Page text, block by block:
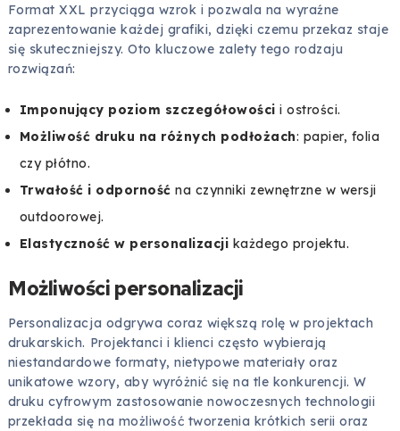
Format XXL przyciąga wzrok i pozwala na wyraźne
zaprezentowanie każdej grafiki, dzięki czemu przekaz staje
się skuteczniejszy. Oto kluczowe zalety tego rodzaju
rozwiązań:
Imponujący poziom szczegółowości i ostrości.
Możliwość druku na różnych podłożach: papier, folia
czy płótno.
Trwałość i odporność na czynniki zewnętrzne w wersji
outdoorowej.
Elastyczność w personalizacji każdego projektu.
Możliwości personalizacji
Personalizacja odgrywa coraz większą rolę w projektach
drukarskich. Projektanci i klienci często wybierają
niestandardowe formaty, nietypowe materiały oraz
unikatowe wzory, aby wyróżnić się na tle konkurencji. W
druku cyfrowym zastosowanie nowoczesnych technologii
przekłada się na możliwość tworzenia krótkich serii oraz